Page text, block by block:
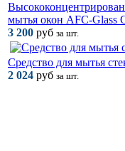
мытья окон AFC-Glass
3 200 руб за шт.
Средство для мытья
2 024 руб за шт.